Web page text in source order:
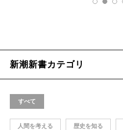
新潮新書カテゴリ
すべて
人間を考える 歴史を知る